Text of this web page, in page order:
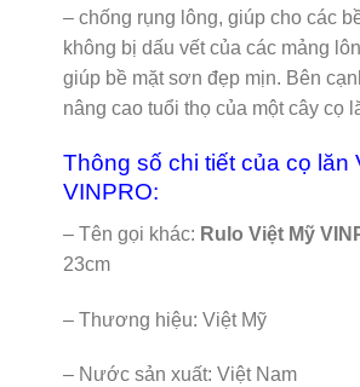
– chống rụng lông, giúp cho các
không bị dấu vết của các mảng
giúp bề mặt sơn đẹp mịn. Bên
nâng cao tuổi thọ của một cây cọ
Thông số chi tiết của cọ lăn
VINPRO:
– Tên gọi khác: Rulo Việt Mỹ
23cm
– Thương hiệu: Việt Mỹ
– Nước sản xuất: Việt Nam